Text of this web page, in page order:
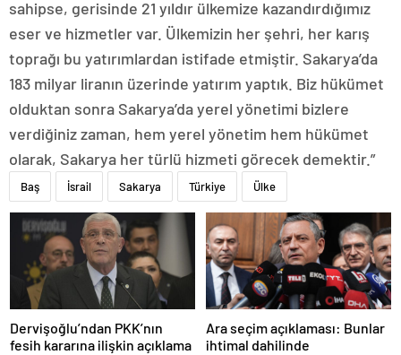
sahipse, gerisinde 21 yıldır ülkemize kazandırdığımız
eser ve hizmetler var. Ülkemizin her şehri, her karış
toprağı bu yatırımlardan istifade etmiştir. Sakarya’da
183 milyar liranın üzerinde yatırım yaptık. Biz hükümet
olduktan sonra Sakarya’da yerel yönetimi bizlere
verdiğiniz zaman, hem yerel yönetim hem hükümet
olarak, Sakarya her türlü hizmeti görecek demektir.”
Baş İsrail Sakarya Türkiye Ülke
Dervişoğlu’ndan PKK’nın
fesih kararına ilişkin açıklama
Ara seçim açıklaması: Bunlar
ihtimal dahilinde